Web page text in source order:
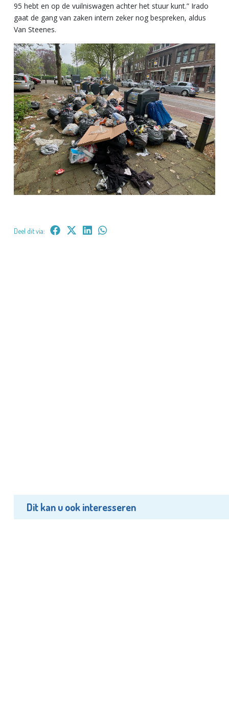
95 hebt en op de vuilniswagen achter het stuur kunt.” Irado
gaat de gang van zaken intern zeker nog bespreken, aldus
Van Steenes.
Deel dit via:
Dit kan u ook interesseren